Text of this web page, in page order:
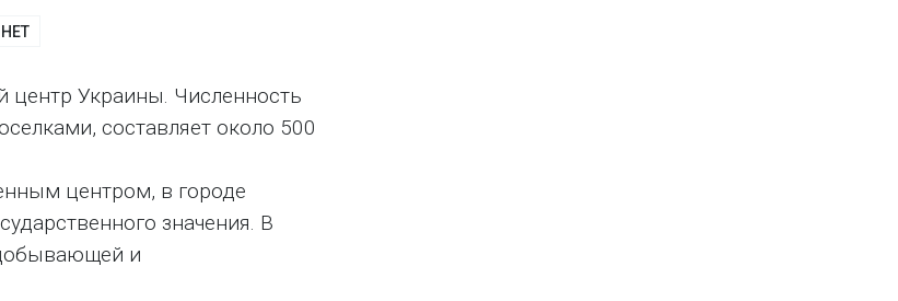
НЕТ
центр Украины. Численность
составляет около 500
центром, в городе
значения. В
и